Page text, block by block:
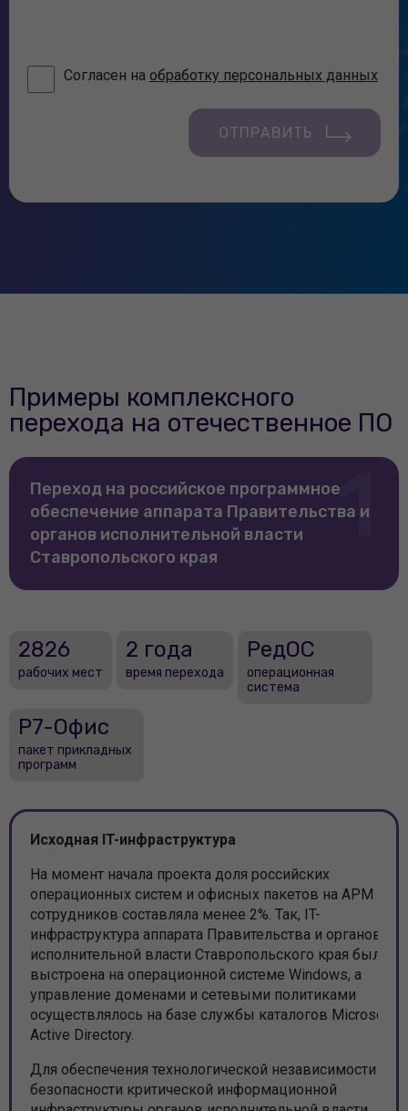
Согласен на обработку персональных данных
ОТПРАВИТЬ
Примеры комплексного
перехода на отечественное ПО
1
Переход на российское программное
обеспечение аппарата Правительства и
органов исполнительной власти
Ставропольского края
Исходная IT-инфраструктура
На момент начала проекта доля российских
операционных систем и офисных пакетов на АРМ
сотрудников составляла менее 2%. Так, IT-
инфраструктура аппарата Правительства и органов
исполнительной власти Ставропольского края была
выстроена на операционной системе Windows, а
управление доменами и сетевыми политиками
осуществлялось на базе службы каталогов Microsoft
Active Directory.
Для обеспечения технологической независимости и
безопасности критической информационной
2826
рабочих мест
2 года
время перехода
РедОС
операционная
система
Р7-Офис
пакет прикладных
программ